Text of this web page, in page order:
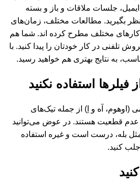
جلسات ملاقات و باز و بسته
بگیرید. مطالعات مختلف، زمان‌های
مختلف مطرح کرده اند. شما هم
تلفنی در کار خودتان را پیدا کنید. با
به نتایج بهتری هم خواهید رسید.
(اوهوم، آه و اِ) از جمله تیک‌های
عدم قطعیت هستند. در عوض می‌توانید
بله، درست است و غیره استفاده
کنید.